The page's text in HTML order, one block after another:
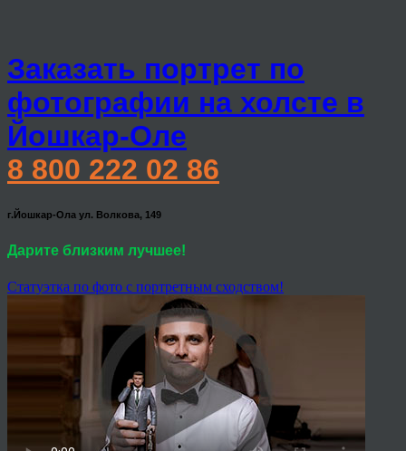
Заказать портрет по
фотографии на холсте в
Йошкар-Оле
8 800 222 02 86
г.Йошкар-Ола ул. Волкова, 149
Дарите близким лучшее!
Статуэтка по фото с портретным сходством!